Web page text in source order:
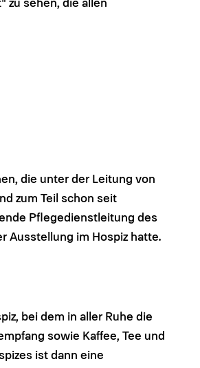
zu sehen, die allen
die unter der Leitung von
zum Teil schon seit
Pflegedienstleitung des
Ausstellung im Hospiz hatte.
bei dem in aller Ruhe die
sowie Kaffee, Tee und
ist dann eine